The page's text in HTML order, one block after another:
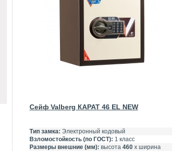
Сейф Valberg КАРАТ 46 EL NEW
Тип замка: Электронный кодовый
Взломостойкость (по ГОСТ): 1 класс
Размеры внешние (мм): высота 460х ширина